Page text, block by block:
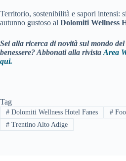
Territorio, sostenibilità e sapori intensi:
autunno gustoso al Dolomiti Wellness
Sei alla ricerca di novità sul mondo
benessere? Abbonati alla rivista Area
qui.
Tag
#Dolomiti Wellness Hotel Fanes #
#Trentino Alto Adige